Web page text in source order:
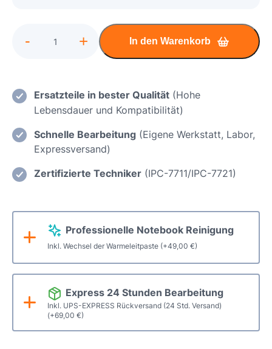
Professionelle Notebook Reinigung
Inkl. Wechsel der Warmeleitpaste (+49,00 €)
Express 24 Stunden Bearbeitung
Inkl. UPS-EXPRESS Rückversand (24 Std. Versand)
(+69,00 €)
Medion
X20
(GM7MG7P)
eines
neuen
Displays
2560
x
1440
Pixel
(WSUXGA)
Menge
- + In den Warenkorb
Ersatzteile in bester Qualität (Hohe
Lebensdauer und Kompatibilität)
Schnelle Bearbeitung (Eigene Werkstatt, Labor,
Expressversand)
Zertifizierte Techniker (IPC-7711/IPC-7721)